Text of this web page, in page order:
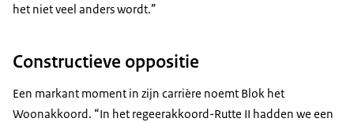
het niet veel anders wordt.”
Constructieve oppositie
Een markant moment in zijn carrière noemt Blok het
Woonakkoord. “In het regeerakkoord-Rutte II hadden we een